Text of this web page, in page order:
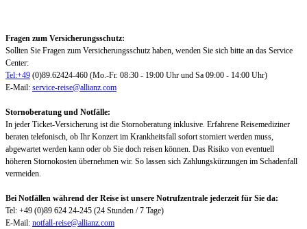
Fragen zum Versicherungsschutz:
Sollten Sie Fragen zum Versicherungsschutz haben, wenden Sie sich bitte an das Service
Center:
Tel:+49 (0)89.62424-460 (Mo.-Fr. 08:30 - 19:00 Uhr und Sa 09:00 - 14:00 Uhr)
E-Mail: service-reise@allianz.com
Stornoberatung und Notfälle:
In jeder Ticket-Versicherung ist die Stornoberatung inklusive. Erfahrene Reisemediziner
beraten telefonisch, ob Ihr Konzert im Krankheitsfall sofort storniert werden muss,
abgewartet werden kann oder ob Sie doch reisen können. Das Risiko von eventuell
höheren Stornokosten übernehmen wir. So lassen sich Zahlungskürzungen im Schadenfall
vermeiden.
Bei Notfällen während der Reise ist unsere Notrufzentrale jederzeit für Sie da:
Tel: +49 (0)89 624 24-245 (24 Stunden / 7 Tage)
E-Mail: notfall-reise@allianz.com